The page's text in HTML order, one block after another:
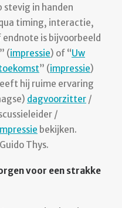
in handen
timing, interactie,
is bijvoorbeeld
” (impressie) of “Uw
” (impressie)
hij ruime ervaring
dagvoorzitter /
/
bekijken.
Thys.
voor een strakke